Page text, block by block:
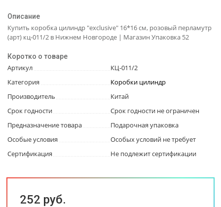
Описание
Купить коробка цилиндр "exclusive" 16*16 см, розовый перламутр
(арт) кц-011/2 в Нижнем Новгороде | Магазин Упаковка 52
Коротко о товаре
Артикул
КЦ-011/2
Категория
Коробки цилиндр
Производитель
Китай
Срок годности
Срок годности не ограничен
Предназначение товара
Подарочная упаковка
Особые условия
Особых условий не требует
Сертификация
Не подлежит сертификации
252 руб.